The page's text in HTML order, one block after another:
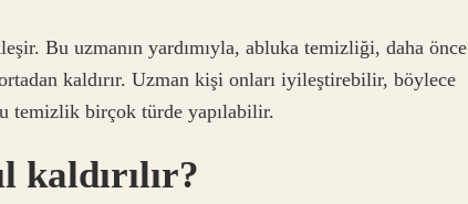
Bu uzmanın yardımıyla, abluka temizliği, daha önce
ortadan kaldırır. Uzman kişi onları iyileştirebilir, böylece
temizlik birçok türde yapılabilir.
kaldırılır?